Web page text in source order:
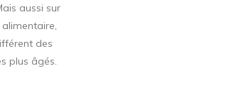
aussi sur
des
plus âgés.